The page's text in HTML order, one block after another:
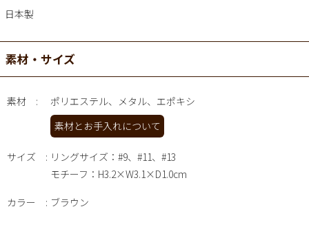
日本製
素材・サイズ
素材
ポリエステル、メタル、エポキシ
素材とお手入れについて
サイズ
リングサイズ：#9、#11、#13
モチーフ：H3.2×W3.1×D1.0cm
カラー ブラウン